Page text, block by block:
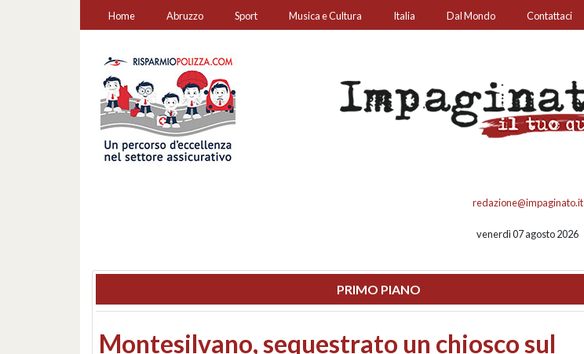
Home Abruzzo Sport Musica e Cultura Italia Dal Mondo Contattaci
redazione@impaginato.it
venerdì 07 agosto 2026
PRIMO PIANO
Consiglio regionale: confronto su call center,